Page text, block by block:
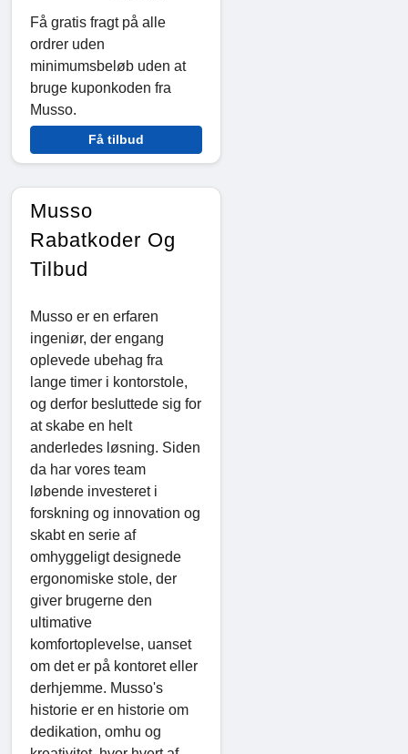
Få gratis fragt på alle
ordrer uden
minimumsbeløb uden at
bruge kuponkoden fra
Musso.
Få tilbud
Musso
Rabatkoder Og
Tilbud
Musso er en erfaren
ingeniør, der engang
oplevede ubehag fra
lange timer i kontorstole,
og derfor besluttede sig for
at skabe en helt
anderledes løsning. Siden
da har vores team
løbende investeret i
forskning og innovation og
skabt en serie af
omhyggeligt designede
ergonomiske stole, der
giver brugerne den
ultimative
komfortoplevelse, uanset
om det er på kontoret eller
derhjemme. Musso's
historie er en historie om
dedikation, omhu og